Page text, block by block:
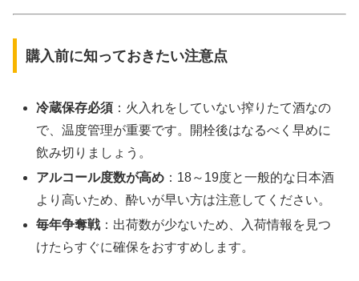
購入前に知っておきたい注意点
冷蔵保存必須 ：火入れをしていない搾りたて酒なの
で、温度管理が重要です。開栓後はなるべく早めに
飲み切りましょう。
アルコール度数が高め ：18～19度と一般的な日本酒
より高いため、酔いが早い方は注意してください。
毎年争奪戦：出荷数が少ないため、入荷情報を見つ
けたらすぐに確保をおすすめします。